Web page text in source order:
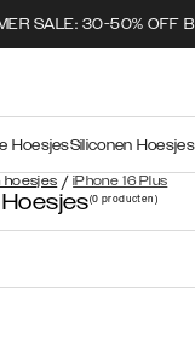
SALE: 30-50% OFF
hoesjes / iPhone 16 Plus
HoesjesSiliconen Hoesjes
(0producten)